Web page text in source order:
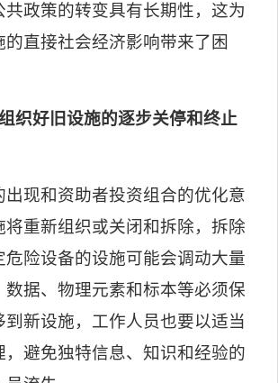
共政策的转变具有长期性，这为
的直接社会经济影响带来了困
织好旧设施的逐步关停和终止
出现和资助者投资组合的优化意
将重新组织或关闭和拆除，拆除
危险设备的设施可能会调动大量
数据、物理元素和标本等必须保
到新设施，工作人员也要以适当
，避免独特信息、知识和经验的